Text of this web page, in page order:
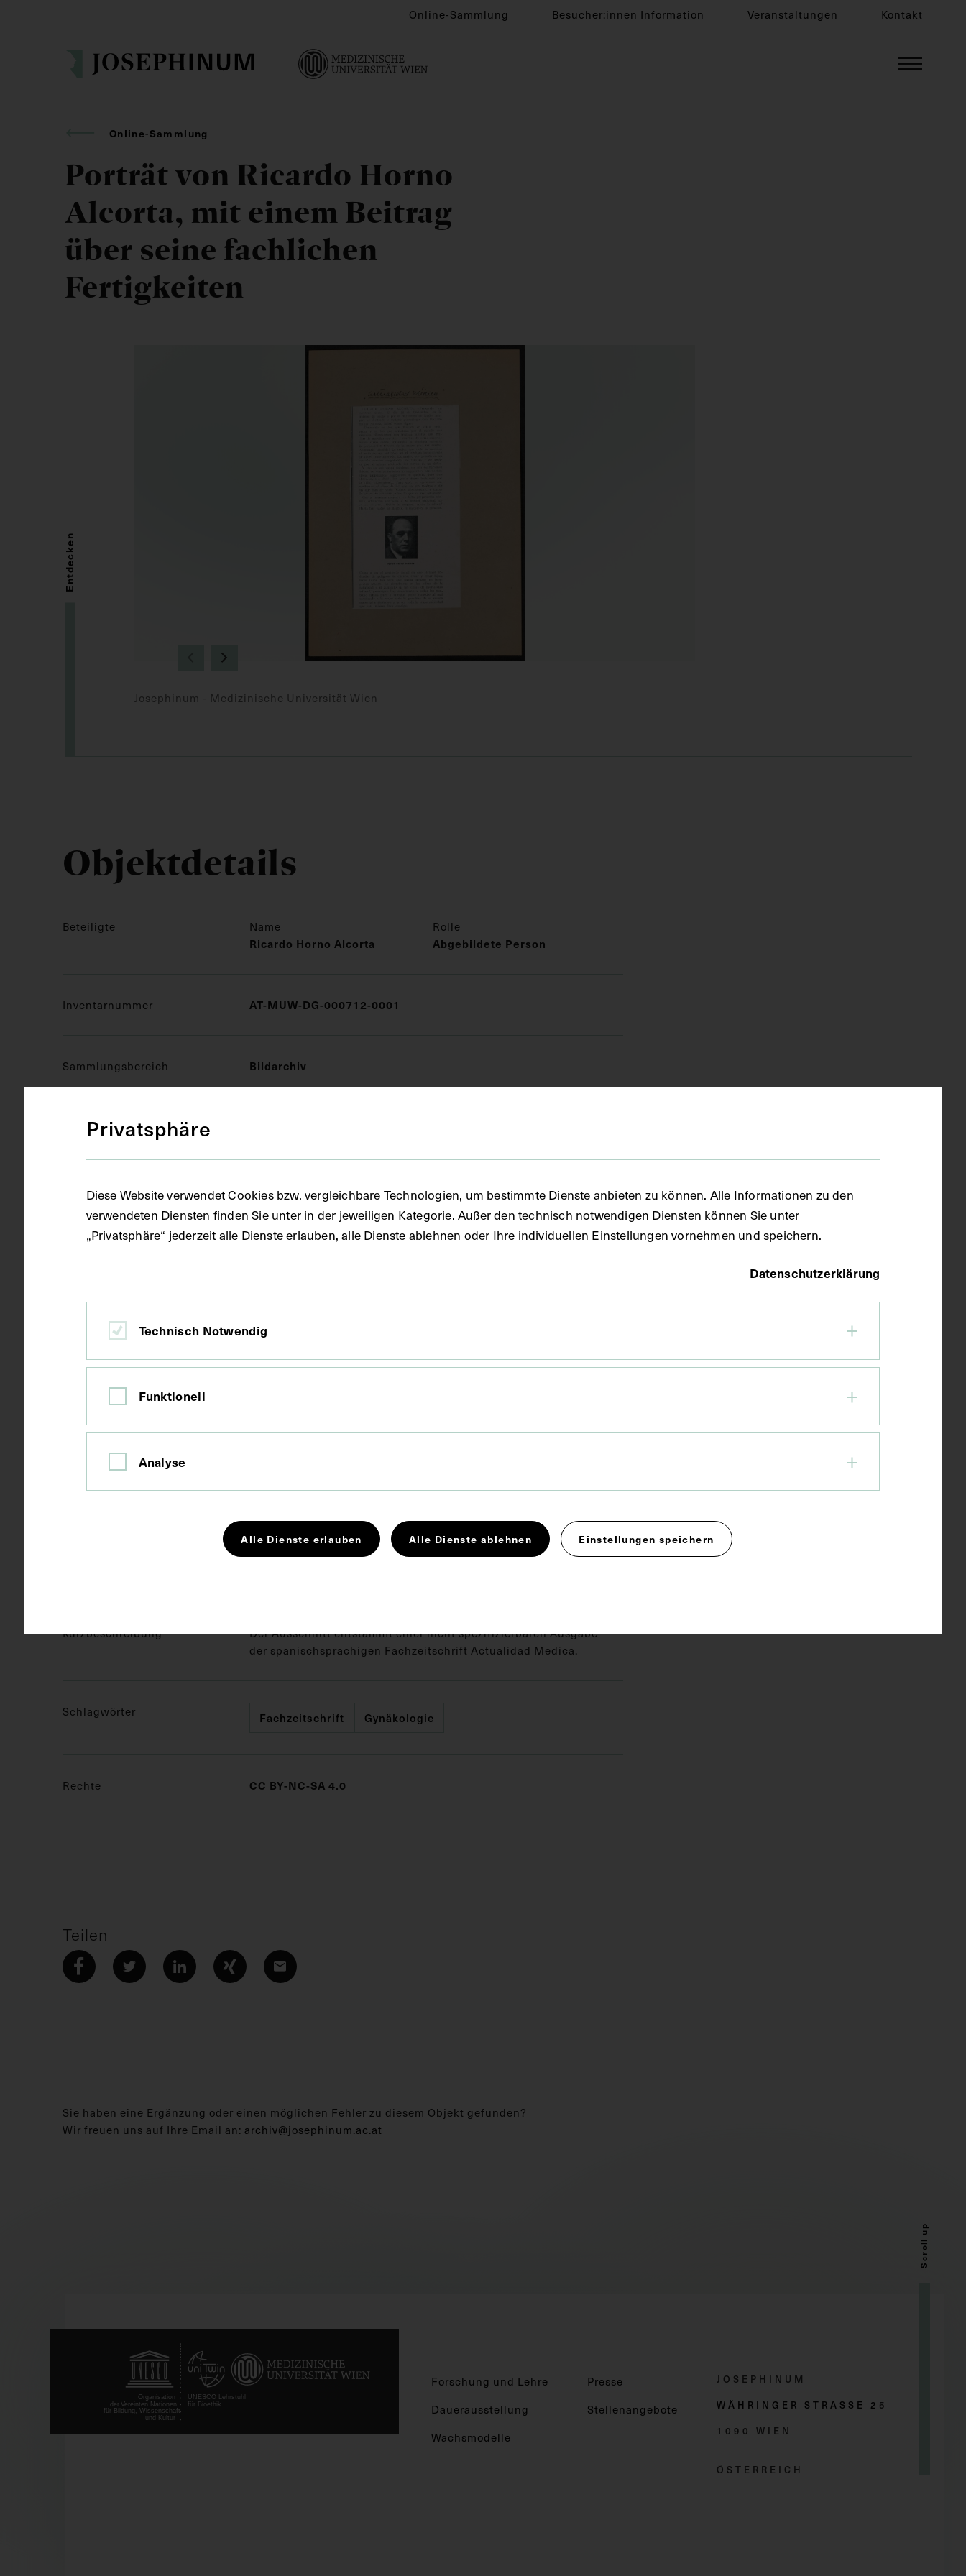
Online-Sammlung Besucher:innen Information Veranstaltungen Kontakt
Online-Sammlung
Porträt von Ricardo Horno
Alcorta, mit einem Beitrag
über seine fachlichen
Fertigkeiten
Josephinum - Medizinische Universität Wien
Entdecken
Objektdetails
Beteiligte Name Rolle
Ricardo Horno Alcorta Abgebildete Person
Inventarnummer AT-MUW-DG-000712-0001
Sammlungsbereich Bildarchiv
Medizinisches Fachgebiet
Objektart Druckgrafik (DG)
Granada
Material Karton
Technik Druck
Bildmaß 20,8 x 11,4 cm
Kurzbeschreibung
Der Ausschnitt entstammt einer nicht spezifizierbaren Ausgabe
der spanischsprachigen Fachzeitschrift Actualidad Medica.
Schlagwörter Fachzeitschrift Gynäkologie
Rechte CC BY-NC-SA 4.0
Teilen
Sie haben eine Ergänzung oder einen möglichen Fehler zu diesem Objekt gefunden?
Wir freuen uns auf Ihre Email an: archiv@josephinum.ac.at
Scroll up
Forschung und Lehre
Dauerausstellung
Wachsmodelle
Presse
Stellenangebote
JOSEPHINUM
WÄHRINGER STRASSE 2 5
1090 WIEN
ÖSTERREICH
Privatsphäre
Diese Website verwendet Cookies bzw. vergleichbare Technologien, um bestimmte Dienste anbieten zu können. Alle Informationen zu den
verwendeten Diensten finden Sie unter in der jeweiligen Kategorie. Außer den technisch notwendigen Diensten können Sie unter
„Privatsphäre“ jederzeit alle Dienste erlauben, alle Dienste ablehnen oder Ihre individuellen Einstellungen vornehmen und speichern.
Datenschutzerklärung
Technisch Notwendig
Funktionell
Analyse
Alle Dienste erlauben Alle Dienste ablehnen Einstellungen speichern